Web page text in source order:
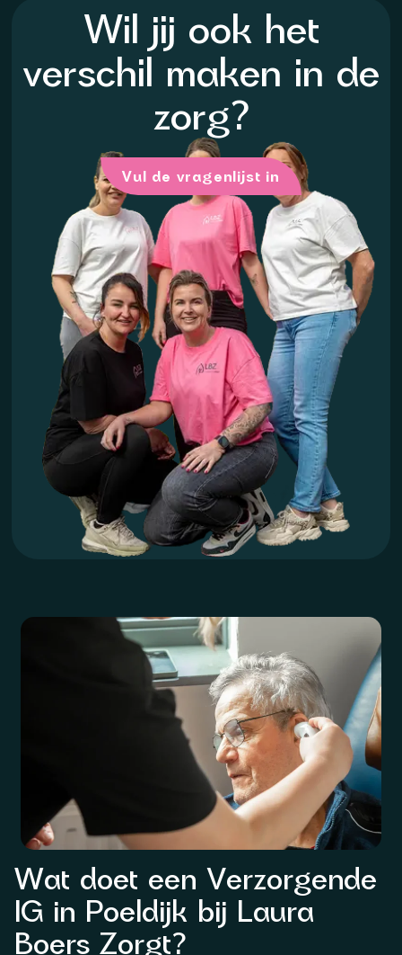
Wil jij ook het
verschil maken in de
zorg?
Vul de vragenlijst in
Wat doet een Verzorgende
IG in Poeldijk bij Laura
Boers Zorgt?